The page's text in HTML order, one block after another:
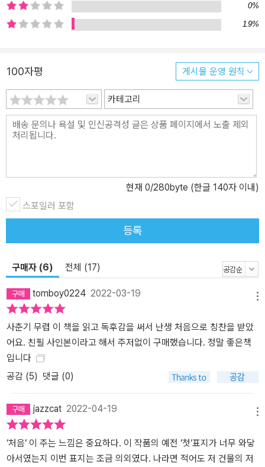
0%
1.9%
100자평 게시물 운영 원칙
카테고리
현재 0/280byte (한글 140자 이내)
스포일러 포함
등록
구매자 (6) 전체 (17)
tomboy0224 2022-03-19
사춘기 무렵 이 책을 읽고 독후감을 써서 난생 처음으로 칭찬을 받았
어요. 친필 사인본이라고 해서 주저없이 구매했습니다. 정말 좋은책
입니다
공감 (5) 댓글 (0)
jazzcat 2022-04-19
‘처음‘ 이 주는 느낌은 중요하다. 이 작품의 예전 ‘첫‘표지가 너무 와닿
아서였는지 이번 표지는 조금 의외였다. 나라면 적어도 저 건물의 저